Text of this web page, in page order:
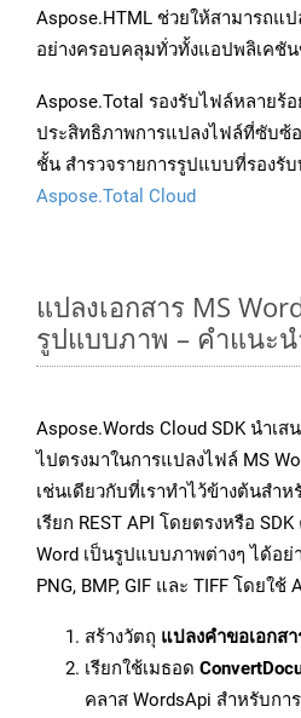
Aspose.HTML ช่วยให้สามารถแ
อย่างครอบคลุมทั่วทั้งแอปพลิเคชั
Aspose.Total รองรับไฟล์หลายร้
ประสิทธิภาพการแปลงไฟล์ที่ซับซ้
ชั้น สำรวจรายการรูปแบบที่รอง
Aspose.Total Cloud
แปลงเอกสาร MS
รูปแบบภาพ – คำแนะ
Aspose.Words Cloud SDK นำเ
ไปตรงมาในการแปลงไฟล์ MS
เช่นเดียวกับที่เราทำไว้ข้างต้นสำห
เรียก REST API โดยตรงหรือ
Word เป็นรูปแบบภาพต่างๆ ได้อย่
PNG, BMP, GIF และ TIFF โดยใช้
สร้างวัตถุ แปลงคำขอเอกสา
เรียกใช้เมธอด
คลาส WordsApi สำหรับกา